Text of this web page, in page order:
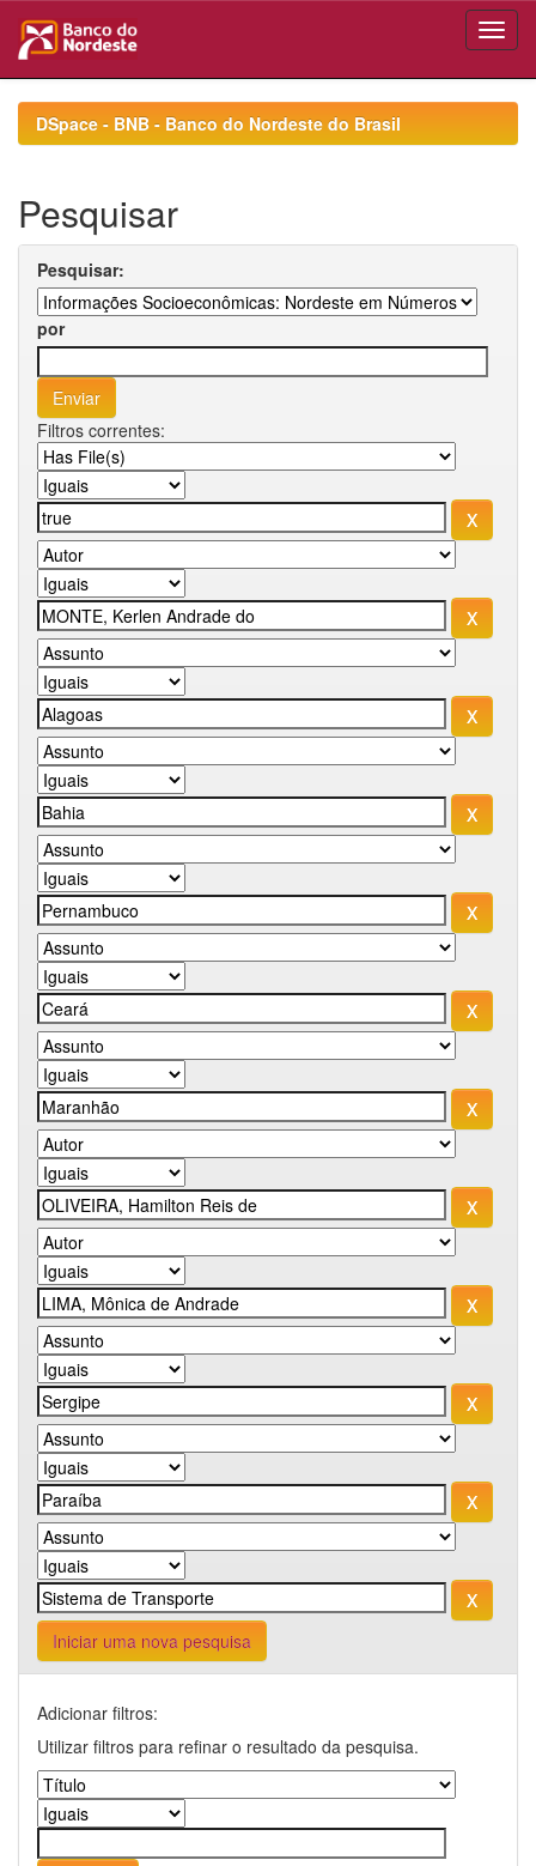
navigationDSpace - BNB - Banco do Nordeste do Brasil
Pesquisar
Pesquisar:
por
Filtros correntes:
Iniciar uma nova pesquisa
Adicionar filtros:
Utilizar filtros para refinar o resultado da pesquisa.